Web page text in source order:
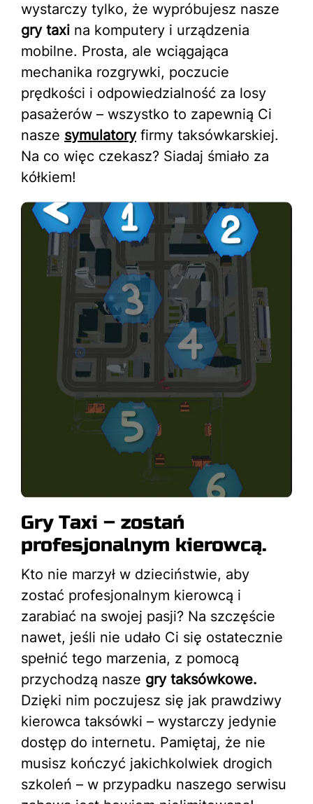
wystarczy tylko, że wypróbujesz nasze
gry taxi na komputery i urządzenia
mobilne. Prosta, ale wciągająca
mechanika rozgrywki, poczucie
prędkości i odpowiedzialność za losy
pasażerów – wszystko to zapewnią Ci
nasze symulatory firmy taksówkarskiej.
Na co więc czekasz? Siadaj śmiało za
kółkiem!
Gry Taxi – zostań
profesjonalnym kierowcą.
Kto nie marzył w dzieciństwie, aby
zostać profesjonalnym kierowcą i
zarabiać na swojej pasji? Na szczęście
nawet, jeśli nie udało Ci się ostatecznie
spełnić tego marzenia, z pomocą
przychodzą nasze gry taksówkowe.
Dzięki nim poczujesz się jak prawdziwy
kierowca taksówki – wystarczy jedynie
dostęp do internetu. Pamiętaj, że nie
musisz kończyć jakichkolwiek drogich
szkoleń – w przypadku naszego serwisu